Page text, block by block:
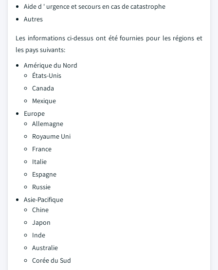
Aide d ' urgence et secours en cas de catastrophe
Autres
Les informations ci-dessus ont été fournies pour les régions et
les pays suivants:
Amérique du Nord
États-Unis
Canada
Mexique
Europe
Allemagne
Royaume Uni
France
Italie
Espagne
Russie
Asie-Pacifique
Chine
Japon
Inde
Australie
Corée du Sud